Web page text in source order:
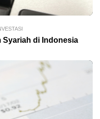
Syariah di Indonesia